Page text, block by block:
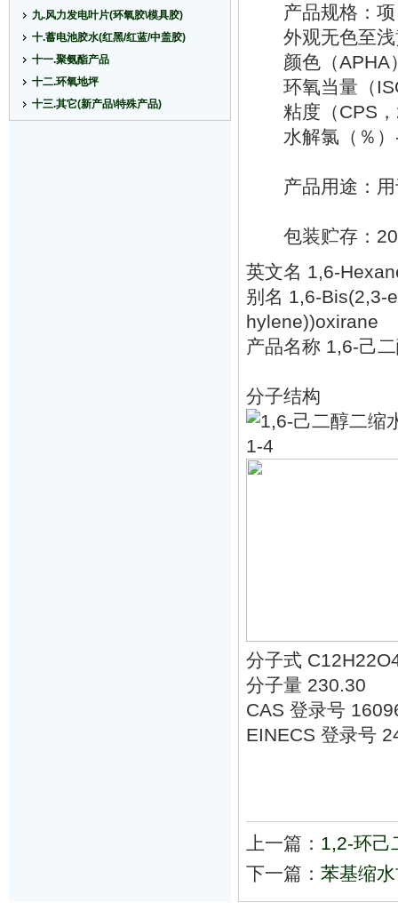
九.风力发电叶片(环氧胶\模具胶)
十.蓄电池胶水(红黑/红蓝/中盖胶)
十一.聚氨酯产品
十二.环氧地坪
十三.其它(新产品\特殊产品)
产品规格：项
外观无色至浅
颜色（APHA
环氧当量（
粘度（CPS，
水解氯（％）
产品用途：用
包装贮存：200
英文名 1,6-
别名 1,6-Bis(2,3-
hylene))oxirane
产品名称 1,6-己
分子结构
分子式
分子量 230.30
CAS 登录号
EINECS 登录号
上一篇： 1,2-环己
下一篇： 苯基缩